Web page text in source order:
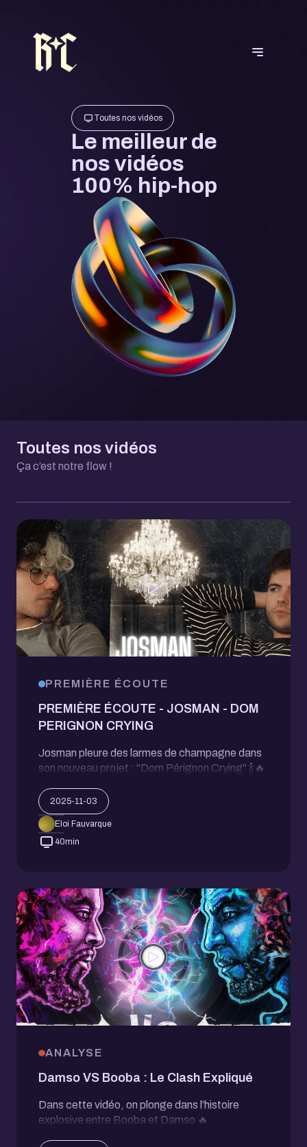
Toutes nos vidéos
Le meilleur de
nos vidéos
100% hip-hop
Toutes nos vidéos
Ça c’est notre flow !
PREMIÈRE ÉCOUTE
PREMIÈRE ÉCOUTE - JOSMAN - DOM
PERIGNON CRYING
Josman pleure des larmes de champagne dans
son nouveau projet : "Dom Pérignon Crying" 🍾🔥
2025-11-03
Eloi Fauvarque
40min
ANALYSE
Damso VS Booba : Le Clash Expliqué
Dans cette vidéo, on plonge dans l’histoire
explosive entre Booba et Damso 🔥